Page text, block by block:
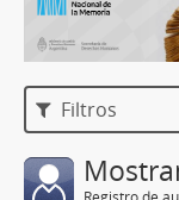
Filtros